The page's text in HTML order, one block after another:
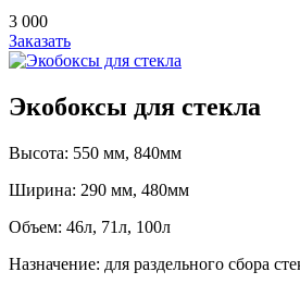
3 000
Заказать
Экобоксы для стекла
Высота: 550 мм, 840мм
Ширина: 290 мм, 480мм
Объем: 46л, 71л, 100л
Назначение: для раздельного сбора